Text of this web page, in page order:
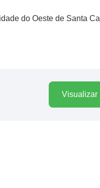
do Oeste de Santa
Visualizar